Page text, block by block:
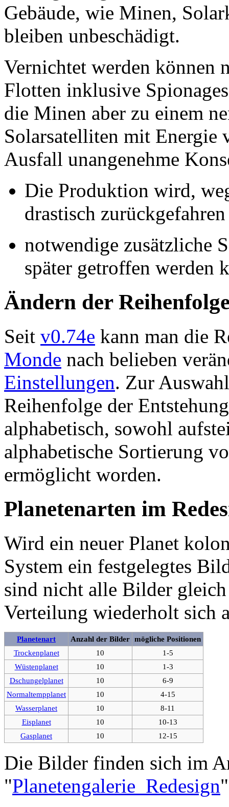
Gebäude, wie Minen,
bleiben unbeschädigt.
Vernichtet werden können
Flotten inklusive
die Minen aber zu einem
Solarsatelliten mit Energie
Ausfall unangenehme
Die Produktion wird,
drastisch
notwendige zusätzliche
später getroffen werden
Ändern der
Seit v0.74e kann man die
Monde nach belieben
Einstellungen. Zur
Reihenfolge der
alphabetisch, sowohl
alphabetische Sortierung
ermöglicht worden.
Planetenarten im
Wird ein neuer Planet
System ein festgelegtes
sind nicht alle Bilder
Verteilung wiederholt sich
Planetenart Anzahl der Bilder mögliche Positionen
Trockenplanet
10
1-5
Wüstenplanet
10
1-3
Dschungelplanet
10
6-9
Normaltempplanet
10
4-15
Wasserplanet
10
8-11
Eisplanet
10
10-13
Gasplanet
10 12-15
Die Bilder finden sich im
"Planetengalerie_Redesign